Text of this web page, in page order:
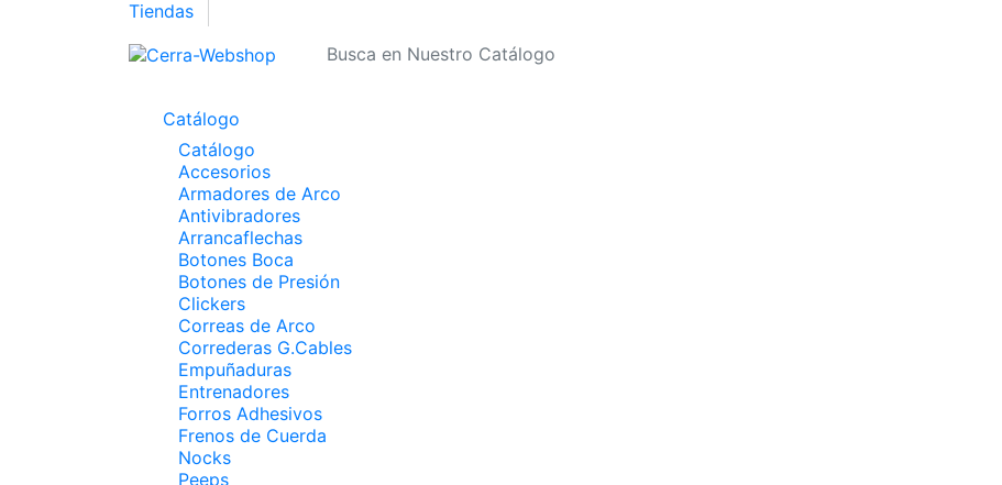
Tiendas
Catálogo
Catálogo
Accesorios
Armadores de Arco
Antivibradores
Arrancaflechas
Botones Boca
Botones de Presión
Clickers
Correas de Arco
Correderas G.Cables
Empuñaduras
Entrenadores
Forros Adhesivos
Frenos de Cuerda
Nocks
Peeps